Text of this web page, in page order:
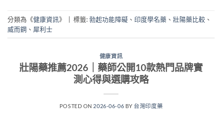
分類為《健康資訊》 標籤:勃起功能障礙 、 印度學名藥 、 壯陽藥比較 、
威而鋼 、 犀利士
健康資訊
壯陽藥推薦2026｜藥師公開10款熱門品牌實
測心得與選購攻略
POSTED ON 2026-06-06 BY 台灣印度藥